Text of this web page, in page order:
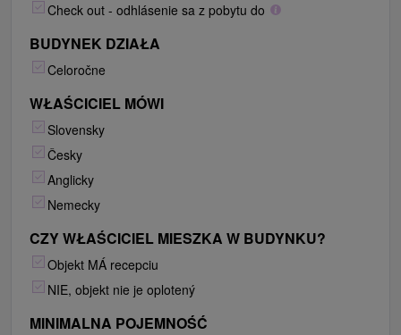
Check out - odhlásenie sa z pobytu do
BUDYNEK DZIAŁA
Celoročne
WŁAŚCICIEL MÓWI
Slovensky
Česky
Anglicky
Nemecky
CZY WŁAŚCICIEL MIESZKA W BUDYNKU?
Objekt MÁ recepciu
NIE, objekt nie je oplotený
MINIMALNA POJEMNOŚĆ